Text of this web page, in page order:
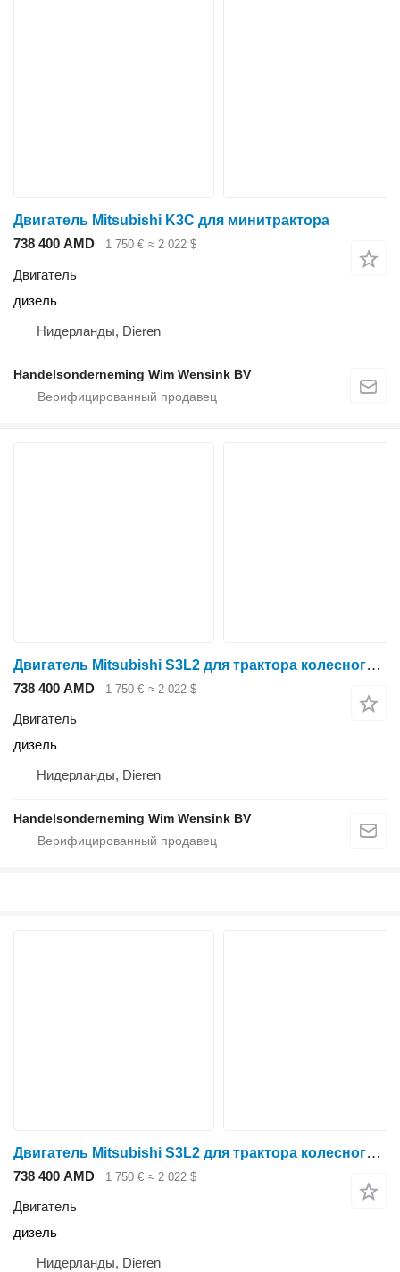
Двигатель Mitsubishi K3C для минитрактора
738 400 AMD
1 750 € ≈ 2 022 $
Двигатель
дизель
Нидерланды, Dieren
Handelsonderneming Wim Wensink BV
Двигатель Mitsubishi S3L2 для трактора колесного Mitsubishi MM30T
738 400 AMD 1 750 € ≈ 2 022 $
Двигатель
дизель
Нидерланды, Dieren
Handelsonderneming Wim Wensink BV
Двигатель Mitsubishi S3L2 для трактора колесного Mitsubishi MM30T
738 400 AMD 1 750 € ≈ 2 022 $
Двигатель
дизель
Нидерланды, Dieren